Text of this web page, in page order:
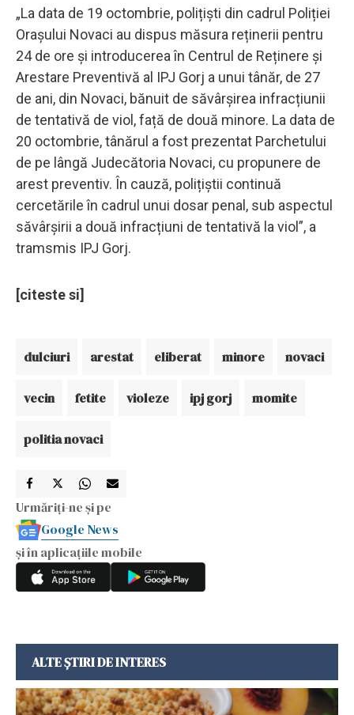
„La data de 19 octombrie, polițiști din cadrul Poliției
Orașului Novaci au dispus măsura reținerii pentru
24 de ore și introducerea în Centrul de Reținere și
Arestare Preventivă al IPJ Gorj a unui tânăr, de 27
de ani, din Novaci, bănuit de săvârșirea infracțiunii
de tentativă de viol, față de două minore. La data de
20 octombrie, tânărul a fost prezentat Parchetului
de pe lângă Judecătoria Novaci, cu propunere de
arest preventiv. În cauză, polițiștii continuă
cercetările în cadrul unui dosar penal, sub aspectul
săvârșirii a două infracțiuni de tentativă la viol”, a
tramsmis IPJ Gorj.
[citeste si]
dulciuri arestat eliberat minore novaci
vecin fetite violeze ipj gorj momite
politia novaci
Urmăriți-ne și pe
Google News
și în aplicațiile mobile
ALTE ȘTIRI DE INTERES